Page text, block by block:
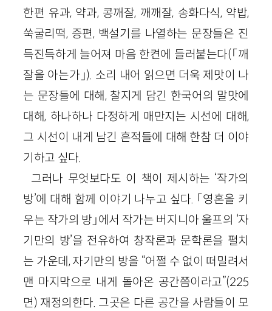
한편 유과, 약과, 콩깨잘, 깨깨잘, 송화다식, 약밥,
쑥굴리떡, 증편, 백설기를 나열하는 문장들은 진
득진득하게 늘어져 마음 한켠에 들러붙는다(「깨
잘을 아는가」). 소리 내어 읽으면 더욱 제맛이 나
는 문장들에 대해, 찰지게 담긴 한국어의 말맛에
대해, 하나하나 다정하게 매만지는 시선에 대해,
그 시선이 내게 남긴 흔적들에 대해 한참 더 이야
기하고 싶다.
그러나 무엇보다도 이 책이 제시하는 ‘작가의
방’에 대해 함께 이야기 나누고 싶다. 「영혼을 키
우는 작가의 방」에서 작가는 버지니아 울프의 ‘자
기만의 방’을 전유하여 창작론과 문학론을 펼치
는 가운데, 자기만의 방을 “어쩔 수 없이 떠밀려서
맨 마지막으로 내게 돌아온 공간쯤이라고”(225
면) 재정의한다. 그곳은 다른 공간을 사람들이 모